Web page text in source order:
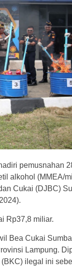
pemusnahan
alkohol (MMEA/
Cukai (DJBC)
Rp37,8 miliar.
Bea Cukai
Lampung.
ilegal ini